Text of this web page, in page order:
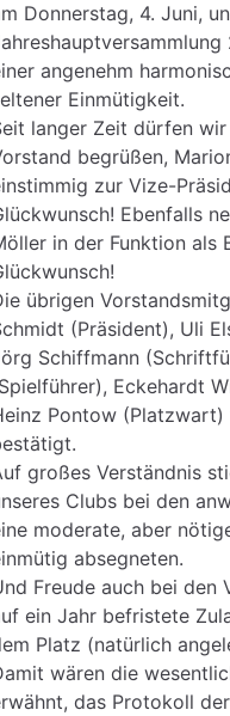
Donnerstag, 4. Juni,
angenehm
Einmütigkeit.
langer Zeit dürfen
begrüßen,
zur Vize-
Ebenfalls
in der Funktion als
übrigen
(Präsident), Uli
Schiffmann
Eckehardt
Pontow
großes Verständnis
Clubs bei den
moderate, aber
absegneten.
Freude auch bei den
ein Jahr befristete
Platz (natürlich
wären die
das Protokoll